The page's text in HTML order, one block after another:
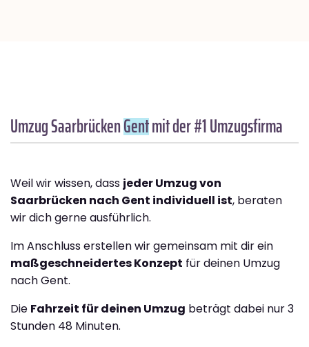
Umzug SaarbrückenGentmit der #1 Umzugsfirma
Weil wir wissen, dass jeder Umzug von
Saarbrücken nach Gent individuell ist, beraten
wir dich gerne ausführlich.
Im Anschluss erstellen wir gemeinsam mit dir ein
maßgeschneidertes Konzept für deinen Umzug
nach Gent.
Die Fahrzeit für deinen Umzug beträgt dabei nur 3
Stunden 48 Minuten.